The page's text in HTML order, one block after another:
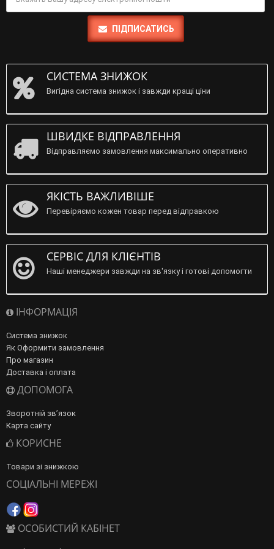
ПІДПИСАТИСЬ
СИСТЕМА ЗНИЖОК
Вигідна система знижок і завжди кращі ціни
ШВИДКЕ ВІДПРАВЛЕННЯ
Відправляємо замовлення максимально оперативно
ЯКІСТЬ ВАЖЛИВІШЕ
Перевіряємо кожен товар перед відправкою
СЕРВІС ДЛЯ КЛІЄНТІВ
Наші менеджери завжди на зв'язку і готові допомогти
ІНФОРМАЦІЯ
Система знижок
Як Оформити замовлення
Про магазин
Доставка і оплата
ДОПОМОГА
Зворотній зв’язок
Карта сайту
КОРИСНЕ
Товари зі знижкою
СОЦІАЛЬНІ МЕРЕЖІ
ОСОБИСТИЙ КАБІНЕТ